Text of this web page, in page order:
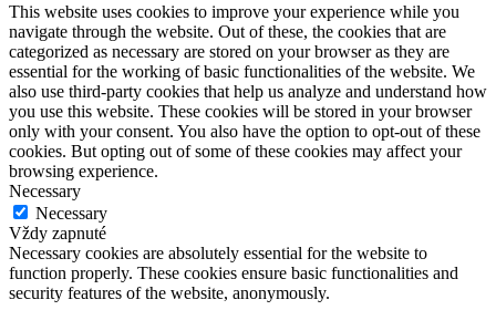
This website uses cookies to improve your experience while you
navigate through the website. Out of these, the cookies that are
categorized as necessary are stored on your browser as they are
essential for the working of basic functionalities of the website. We
also use third-party cookies that help us analyze and understand how
you use this website. These cookies will be stored in your browser
only with your consent. You also have the option to opt-out of these
cookies. But opting out of some of these cookies may affect your
browsing experience.
Necessary
Necessary
Vždy zapnuté
Necessary cookies are absolutely essential for the website to
function properly. These cookies ensure basic functionalities and
security features of the website, anonymously.